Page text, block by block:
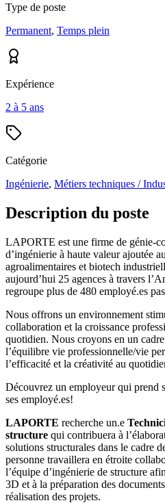
Type de poste
Permanent, Temps plein
Expérience
2 à 5 ans
Catégorie
Ingénierie, Métiers techniques /
Description du poste
LAPORTE est une firme de génie-
d’ingénierie à haute valeur ajoutée
agroalimentaires et biotech
aujourd’hui 25 agences à travers
regroupe plus de 480 employé.es
Nous offrons un environnement
collaboration et la croissance
quotidien. Nous croyons en un
l’équilibre vie professionnelle/vie
l’efficacité et la créativité au
Découvrez un employeur qui prend
ses employé.es!
LAPORTE recherche un.e
structure qui contribuera à
solutions structurales dans le cadre
personne travaillera en étroite
l’équipe d’ingénierie de structure
3D et à la préparation des
réalisation des projets.